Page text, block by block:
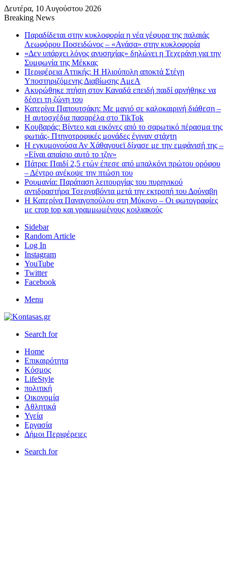
Δευτέρα, 10 Αυγούστου 2026
Breaking News
Παραδίδεται στην κυκλοφορία η νέα γέφυρα της παλαιάς
Λεωφόρου Ποσειδώνος – «Ανάσα» στην κυκλοφορία
«Δεν υπάρχει λόγος ανυσηχίας» δηλώνει η Τεχεράνη για την
Συμφωνία της Μέκκας
Περιφέρεια Αττικής: Η Ηλιούπολη αποκτά Στέγη
Υποστηριζόμενης Διαβίωσης ΑμεΑ
Ακυρώθηκε πτήση στον Καναδά επειδή παιδί αρνήθηκε να
δέσει τη ζώνη του
Κατερίνα Παπουτσάκη: Με μαγιό σε καλοκαιρινή διάθεση –
Η αυτοσχέδια πασαρέλα στο TikTok
Κουβαράς: Βίντεο και εικόνες από το σαρωτικό πέρασμα της
φωτιάς- Πτηνοτροφικές μονάδες έγιναν στάχτη
Η εγκυμονούσα Αν Χάθαγουεϊ δίχασε με την εμφάνισή της –
«Είναι απαίσιο αυτό το τζιν»
Πάτρα: Παιδί 2,5 ετών έπεσε από μπαλκόνι πρώτου ορόφου
– Δέντρο ανέκοψε την πτώση του
Ρουμανία: Παράταση λειτουργίας του πυρηνικού
αντιδραστήρα Τσερναβόντα μετά την εκτροπή του Δούναβη
Η Κατερίνα Παναγοπούλου στη Μύκονο – Οι φωτογραφίες
με crop top και γραμμωμένους κοιλιακούς
Sidebar
Random Article
Log In
Instagram
YouTube
Twitter
Facebook
Menu
Search for
Home
Επικαιρότητα
Κόσμος
LifeStyle
πολιτική
Οικονομία
Αθλητικά
Υγεία
Εργασία
Δήμοι Περιφέρειες
Search for